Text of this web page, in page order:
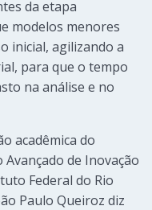
da etapa
modelos menores
inicial, agilizando a
para que o tempo
na análise e no
acadêmica do
de Inovação
Federal do Rio
Paulo Queiroz diz